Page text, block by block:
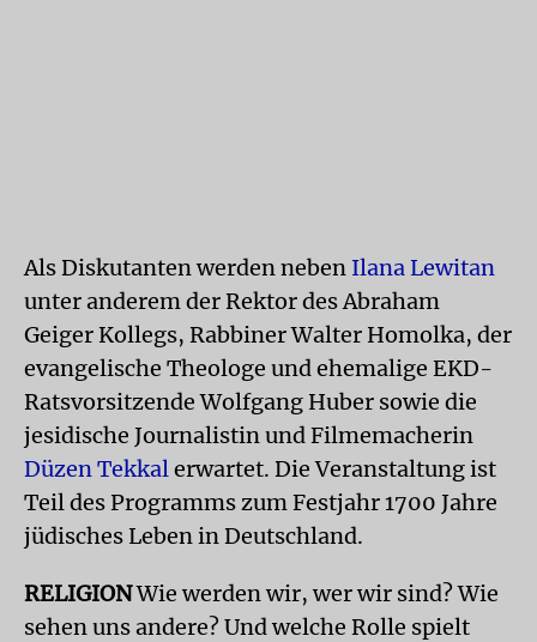
Als Diskutanten werden neben Ilana Lewitan
unter anderem der Rektor des Abraham
Geiger Kollegs, Rabbiner Walter Homolka, der
evangelische Theologe und ehemalige EKD-
Ratsvorsitzende Wolfgang Huber sowie die
jesidische Journalistin und Filmemacherin
Düzen Tekkalerwartet. Die Veranstaltung ist
Teil des Programms zum Festjahr 1700 Jahre
jüdisches Leben in Deutschland.
RELIGIONWie werden wir, wer wir sind? Wie
sehen uns andere? Und welche Rolle spielt